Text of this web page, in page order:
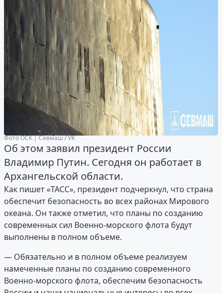
Фото ОСК | Севмаш / VK
Об этом заявил президент России
Владимир Путин. Сегодня он работает в
Архангельской области.
Как пишет «ТАСС», президент подчеркнул, что страна
обеспечит безопасность во всех районах Мирового
океана. Он также отметил, что планы по созданию
современных сил Военно-морского флота будут
выполнены в полном объеме.
— Обязательно и в полном объеме реализуем
намеченные планы по созданию современного
Военно-морского флота, обеспечим безопасность